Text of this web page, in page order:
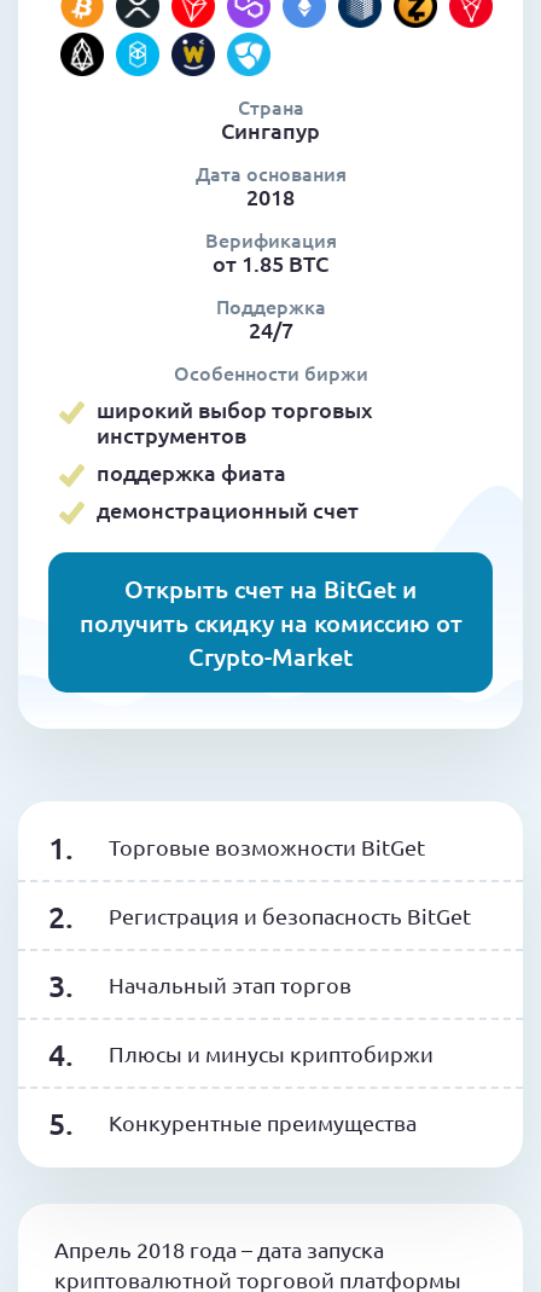
Страна
Сингапур
Дата основания
2018
Верификация
от 1.85 BTC
Поддержка
24/7
Особенности биржи
широкий выбор торговых
инструментов
поддержка фиата
демонстрационный счет
Открыть счет на BitGet и
получить скидку на комиссию от
Crypto-Market
Торговые возможности BitGet
Регистрация и безопасность BitGet
Начальный этап торгов
Плюсы и минусы криптобиржи
Конкурентные преимущества
Апрель 2018 года – дата запуска
криптовалютной торговой платформы